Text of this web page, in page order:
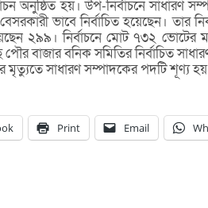
অনুষ্ঠিত হয়। উপ-নির্বাচনে সাধারণ
ভাবে নির্বাচিত হয়েছেন। তার
২৯৯। নির্বাচনে মোট ৭৩২ ভোটের
বাজার বনিক সমিতির নির্বাচিত
মৃত্যুতে সাধারণ সম্পাদকের পদটি শূণ্য
Print Email